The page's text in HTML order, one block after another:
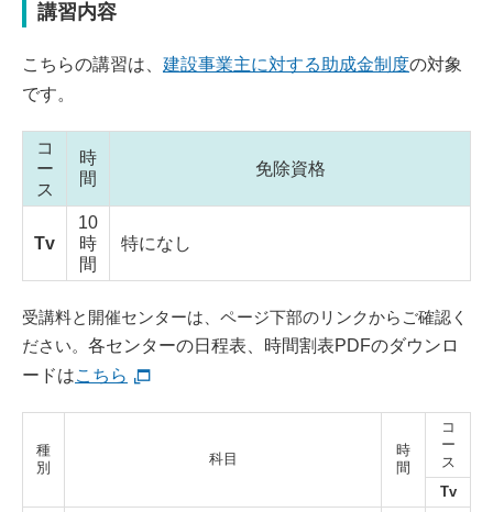
講習内容
こちらの講習は、 建設事業主に対する助成金制度の対象
です。
コ
ー
ス
時
間
免除資格
Tv
10
時
間
特になし
受講料と開催センターは、ページ下部のリンクからご確認く
ださい。 各センターの日程表、時間割表PDFのダウンロ
ードはこちら
種
別
科目
時
間
コ
ー
ス
Tv